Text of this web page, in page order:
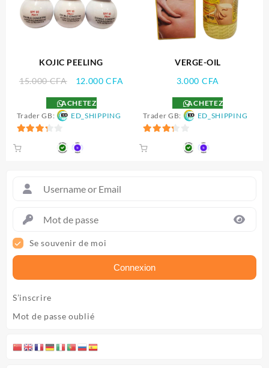
Se souvenir de moi
Connexion
S’inscrire
Mot de passe oublié
KOJIC PEELING
15.000CFA
Le
initial
était :
12.000CFA
12.000 CFA.
ACHETEZ
Trader GB:
ED_SHIPPING
VERGE-OIL
3.000 CFA
ACHETEZ
Trader GB:
ED_SHIPPING